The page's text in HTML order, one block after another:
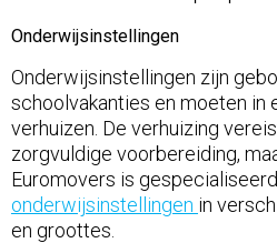
Onderwijsinstellingen
Onderwijsinstellingen zijn
schoolvakanties en moeten in
verhuizen. De verhuizing
zorgvuldige voorbereiding,
Euromovers is
onderwijsinstellingen in
en groottes.